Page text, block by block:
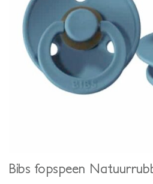
Bibs fopspeen